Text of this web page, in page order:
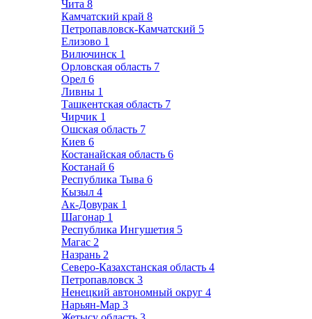
Чита 8
Камчатский край 8
Петропавловск-Камчатский 5
Елизово 1
Вилючинск 1
Орловская область 7
Орел 6
Ливны 1
Ташкентская область 7
Чирчик 1
Ошская область 7
Киев 6
Костанайская область 6
Костанай 6
Республика Тыва 6
Кызыл 4
Ак-Довурак 1
Шагонар 1
Республика Ингушетия 5
Магас 2
Назрань 2
Северо-Казахстанская область 4
Петропавловск 3
Ненецкий автономный округ 4
Нарьян-Мар 3